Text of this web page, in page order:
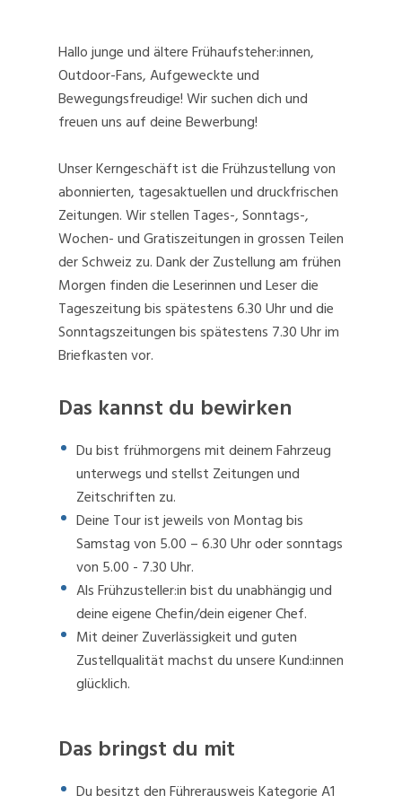
Hallo junge und ältere Frühaufsteher:innen,
Outdoor-Fans, Aufgeweckte und
Bewegungsfreudige! Wir suchen dich und
freuen uns auf deine Bewerbung!
Unser Kerngeschäft ist die Frühzustellung von
abonnierten, tagesaktuellen und druckfrischen
Zeitungen. Wir stellen Tages-, Sonntags-,
Wochen- und Gratiszeitungen in grossen Teilen
der Schweiz zu. Dank der Zustellung am frühen
Morgen finden die Leserinnen und Leser die
Tageszeitung bis spätestens 6.30 Uhr und die
Sonntagszeitungen bis spätestens 7.30 Uhr im
Briefkasten vor.
Das kannst du bewirken
Du bist frühmorgens mit deinem Fahrzeug
unterwegs und stellst Zeitungen und
Zeitschriften zu.
Deine Tour ist jeweils von Montag bis
Samstag von 5.00 – 6.30 Uhr oder sonntags
von 5.00 - 7.30 Uhr.
Als Frühzusteller:in bist du unabhängig und
deine eigene Chefin/dein eigener Chef.
Mit deiner Zuverlässigkeit und guten
Zustellqualität machst du unsere Kund:innen
glücklich.
Das bringst du mit
Du besitzt den Führerausweis Kategorie A1